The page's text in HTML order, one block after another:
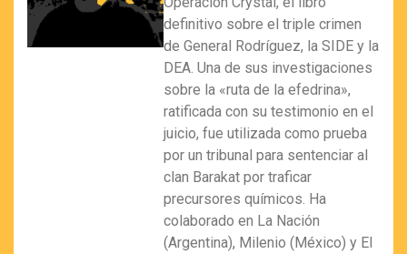
definitivo sobre el triple crimen
de General Rodríguez, la SIDE y la
DEA. Una de sus investigaciones
sobre la «ruta de la efedrina»,
ratificada con su testimonio en el
juicio, fue utilizada como prueba
por un tribunal para sentenciar al
clan Barakat por traficar
precursores químicos. Ha
colaborado en La Nación
(Argentina), Milenio (México) y El